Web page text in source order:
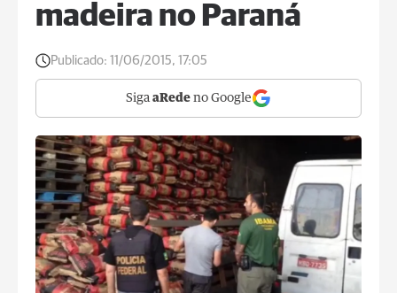
madeira no Paraná
Publicado: 11/06/2015, 17:05
Siga aRede no Google